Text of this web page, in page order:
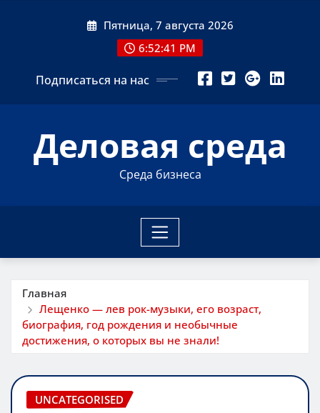
Пятница, 7 августа 2026
6:52:42 PM
Подписаться на нас
Деловая среда
Среда бизнеса
Главная
Лещенко — лев рок-музыки, его возраст,
биография, год рождения и необычные
достижения, о которых вы не знали!
UNCATEGORISED